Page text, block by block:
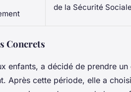
de la Sécurité Sociale
Concrets
enfants, a décidé de prendre
Après cette période, elle a